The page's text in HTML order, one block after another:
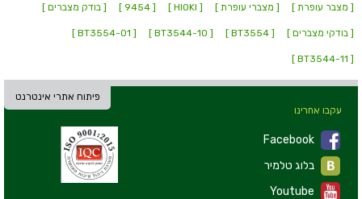
[ מצבר עופרת ] [ מצברי עופרת ] [ HIOKI ]
[ 9454 ] [ בודק מצברים ]
[ בודקי מצברים ] [ BT3554 ]
[ BT3544-10 ]
[ BT3554-01 ]
[ BT3544-11 ]
פיתוח אתרי אינטרנט
עקבו אחרינו
Facebook
Youtube